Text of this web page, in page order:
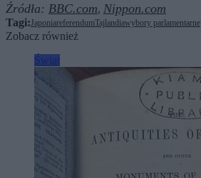
Źródła: BBC.com, Nippon.com
Tagi:JaponiareferendumTajlandiawybory parlamentarne
Zobacz również